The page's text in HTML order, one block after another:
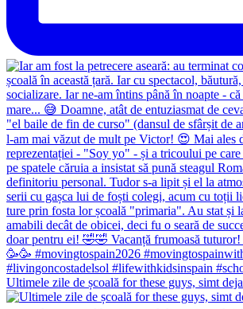
Ultimele zile de școală for these guys, simt deja